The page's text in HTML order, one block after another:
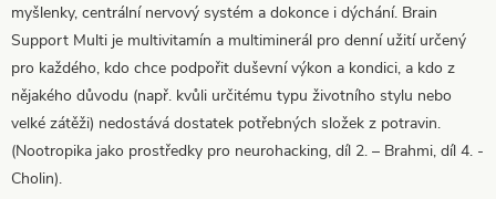
myšlenky, centrální nervový systém a dokonce i dýchání. Brain
Support Multi je multivitamín a multiminerál pro denní užití určený
pro každého, kdo chce podpořit duševní výkon a kondici, a kdo z
nějakého důvodu (např. kvůli určitému typu životního stylu nebo
velké zátěži) nedostává dostatek potřebných složek z potravin.
(Nootropika jako prostředky pro neurohacking, díl 2. – Brahmi, díl 4. -
Cholin).